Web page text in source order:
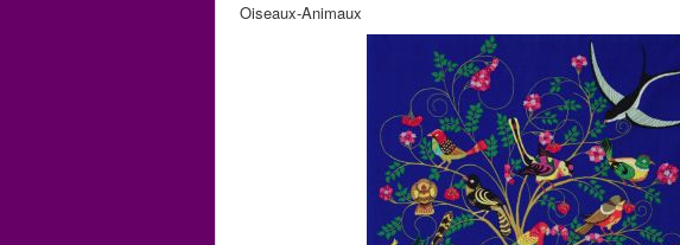
Oiseaux-Animaux